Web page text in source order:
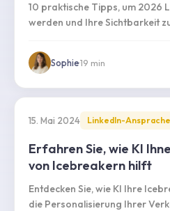
10 praktische Tipps, um 2026
werden und Ihre Sichtbarkeit
Sophie·19 min
15. Mai 2024 LinkedIn-Ansprache
Erfahren Sie, wie KI
von Icebreakern hilft
Entdecken Sie, wie KI Ihre
die Personalisierung Ihrer